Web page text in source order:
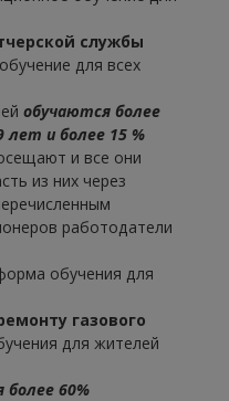
службы
для всех
обучаются более
лет и более 15 %
и все они
из них через
работодатели
обучения для
газового
для жителей
более 60%